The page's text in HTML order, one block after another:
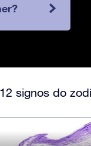
signos do